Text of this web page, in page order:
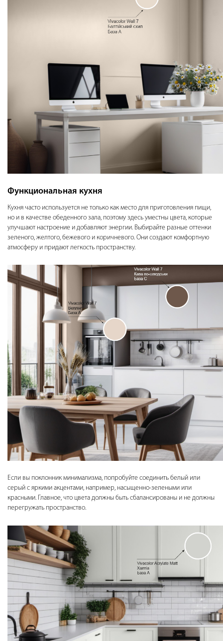
Функциональная кухня
Кухня часто используется не только как место для приготовления пищи,
но и в качестве обеденного зала, поэтому здесь уместны цвета, которые
улучшают настроение и добавляют энергии. Выбирайте разные оттенки
зеленого, желтого, бежевого и коричневого. Они создают комфортную
атмосферу и придают легкость пространству.
Если вы поклонник минимализма, попробуйте соединить белый или
серый с яркими акцентами, например, насыщенно-зелеными или
красными. Главное, что цвета должны быть сбалансированы и не должны
перегружать пространство.